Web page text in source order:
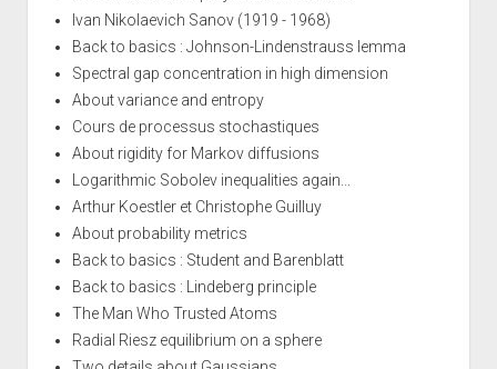
Ivan Nikolaevich Sanov (1919 - 1968)
Back to basics : Johnson-Lindenstrauss lemma
Spectral gap concentration in high dimension
About variance and entropy
Cours de processus stochastiques
About rigidity for Markov diffusions
Logarithmic Sobolev inequalities again...
Arthur Koestler et Christophe Guilluy
About probability metrics
Back to basics : Student and Barenblatt
Back to basics : Lindeberg principle
The Man Who Trusted Atoms
Radial Riesz equilibrium on a sphere